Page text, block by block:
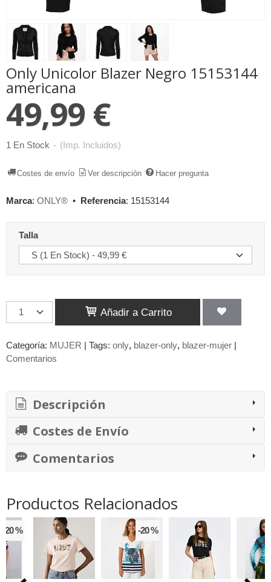
Only Unicolor Blazer Negro 15153144
americana
49,99 €
1 En Stock - (Imp. Incluidos)
Costes de envío Ver descripción Hacer pregunta
Marca: ONLY® • Referencia: 15153144
Talla
Añadir a Carrito
Categoría: MUJER | Tags: only blazer-only blazer-mujer |
Comentarios
Descripción
Costes de Envío
Comentarios
Productos Relacionados
-20 % -20 %